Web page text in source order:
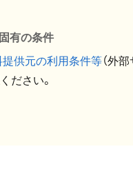
有の条件
提供元の利用条件等（外
ださい。